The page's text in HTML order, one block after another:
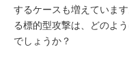
するケースも増えていま
る標的型攻撃は、どのよ
でしょうか？